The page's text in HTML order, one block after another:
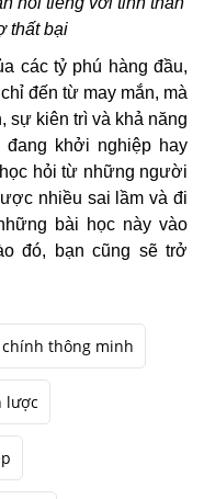
thất bại
các tỷ phú hàng đầu,
đến từ may mắn, mà
sự kiên trì và khả năng
khởi nghiệp hay
hỏi từ những người
nhiều sai lầm và đi
bài học này vào
đó, bạn cũng sẽ trở
thông minh
lược